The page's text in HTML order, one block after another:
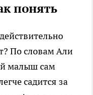
понять
По словам Али
малыш сам
садится за